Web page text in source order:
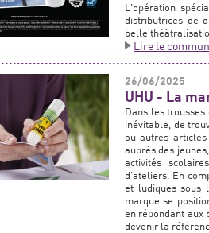
L'opération
distributrices de
belle
Lire le
26/06/2025
UHU - La
Dans les
inévitable, de
ou autres
auprès des
activités
d'ateliers. En
et ludiques sous
marque se
en répondant aux
devenir la